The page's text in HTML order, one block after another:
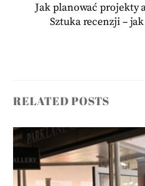
Jak planować projekty
Sztuka recenzji –
RELATED POSTS